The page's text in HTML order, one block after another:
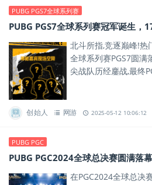
PUBG PGS7全球系列赛
PUBG PGS7全球系列赛冠军诞生，
北斗所指,竞逐巅峰!热
全球系列赛PGS7圆满
尖战队历经鏖战,最终
创始人 网游 2025-05-12 10:06:12
PUBG PGC
PUBG PGC2024全球总决赛圆满落
在PGC2024全球总决